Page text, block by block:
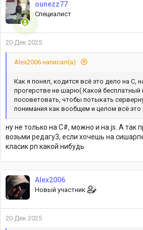
ounezz77
Специалист
20 Дек 2025
Alex2006 написал(а):
Как я понял, кодится всё это дело на С,
прогерстве не шарю( Какой
посоветовать, чтобы потыкать
понимания как вообщем и целом всё это
ну не только на C#, можно и на js. А так
возьми редагу3, если хочешь на
класик рп какой нибудь
Alex2006
Новый участник
20 Дек 2025